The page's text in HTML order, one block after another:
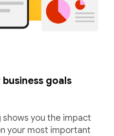
goals
shows you the impact
your most important